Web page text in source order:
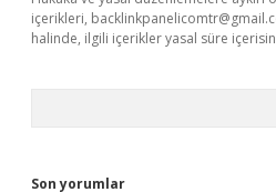
içerikleri,
halinde, ilgili içerikler yasal süre
Son yorumlar